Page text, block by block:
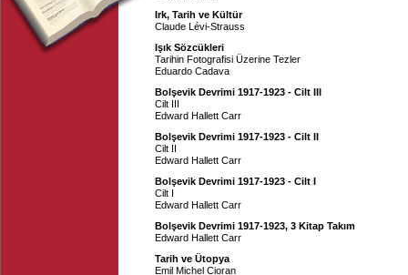
Irk, Tarih ve Kültür
Claude Lévi-Strauss
Işık Sözcükleri
Tarihin Fotografisi Üzerine Tezler
Eduardo Cadava
Bolşevik Devrimi 1917-1923 - Cilt III
Cilt III
Edward Hallett Carr
Bolşevik Devrimi 1917-1923 - Cilt II
Cilt II
Edward Hallett Carr
Bolşevik Devrimi 1917-1923 - Cilt I
Cilt I
Edward Hallett Carr
Bolşevik Devrimi 1917-1923, 3 Kitap Takım
Edward Hallett Carr
Tarih ve Ütopya
Emil Michel Cioran